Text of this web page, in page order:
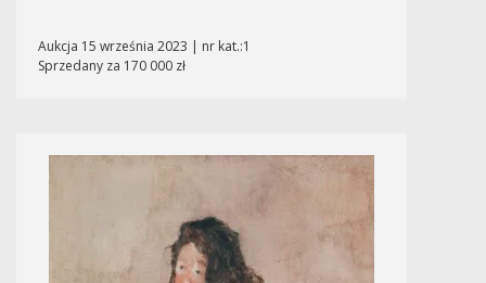
Aukcja 15 września 2023 | nr kat.:1
Sprzedany za 170 000 zł